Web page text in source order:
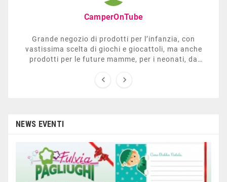
CamperOnTube
Grande negozio di prodotti per l’infanzia, con
vastissima scelta di giochi e giocattoli, ma anche
prodotti per le future mamme, per i neonati, da
sezione dedicata all’arredo giardino, giochi all’aperto,
 
NEWS EVENTI